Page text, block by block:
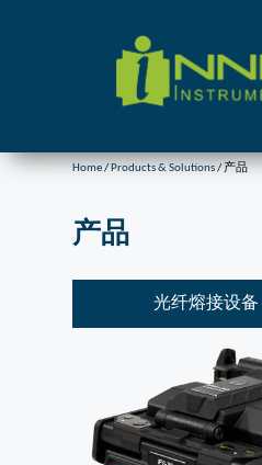
Home/Products & Solutions/ 产品
产品
光纤熔接设备